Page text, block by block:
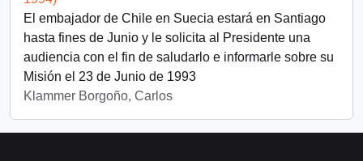
El embajador de Chile en Suecia estará en Santiago
hasta fines de Junio y le solicita al Presidente una
audiencia con el fin de saludarlo e informarle sobre su
Misión el 23 de Junio de 1993
Klammer Borgoño, Carlos